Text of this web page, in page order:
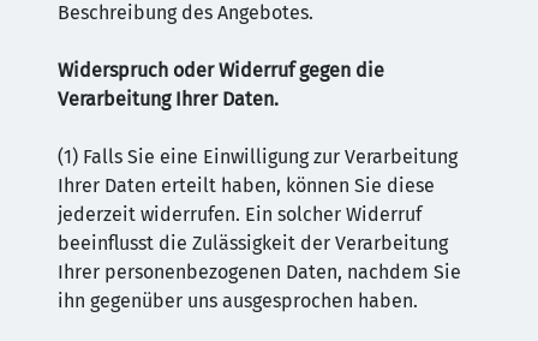
Beschreibung des Angebotes.
Widerspruch oder Widerruf gegen die
Verarbeitung Ihrer Daten.
(1) Falls Sie eine Einwilligung zur Verarbeitung
Ihrer Daten erteilt haben, können Sie diese
jederzeit widerrufen. Ein solcher Widerruf
beeinflusst die Zulässigkeit der Verarbeitung
Ihrer personenbezogenen Daten, nachdem Sie
ihn gegenüber uns ausgesprochen haben.